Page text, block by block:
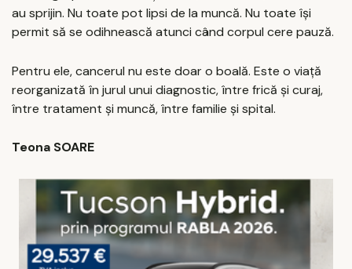
au sprijin. Nu toate pot lipsi de la muncă. Nu toate își
permit să se odihnească atunci când corpul cere pauză.
Pentru ele, cancerul nu este doar o boală. Este o viață
reorganizată în jurul unui diagnostic, între frică și curaj,
între tratament și muncă, între familie și spital.
Teona SOARE